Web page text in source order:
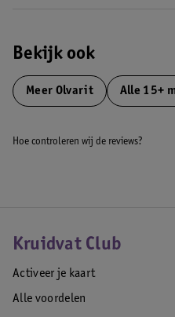
EAN code:5900852074134
Bekijk ook
Meer Olvarit Alle 15+
Hoe controleren wij de reviews?
Kruidvat Club
Activeer je kaart
Alle voordelen